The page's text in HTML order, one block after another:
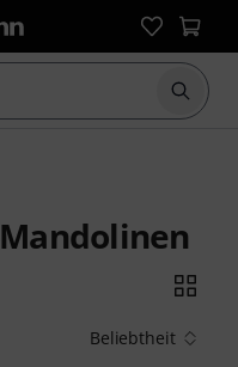
Suche
Beliebtheit